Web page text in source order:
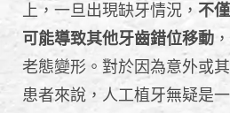
上，一旦出現缺牙情況， 不
可能導致其他牙齒錯位移動
老態變形。對於因為意外或
患者來說，人工植牙無疑是